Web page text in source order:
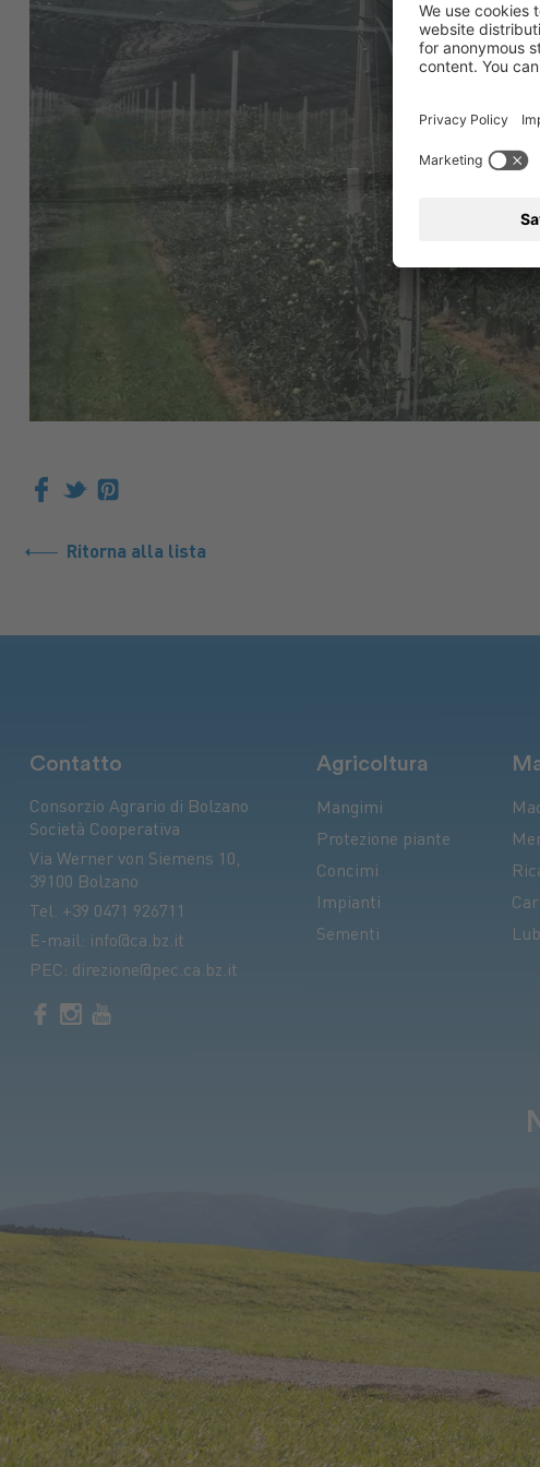
Ritorna alla lista
Contatto
Consorzio Agrario di Bolzano
Società Cooperativa
Via Werner von Siemens 10,
39100 Bolzano
Tel. +39 0471 926711
E-mail: info@ca.bz.it
PEC: direzione@pec.ca.bz.it
Agricoltura
Mangimi
Protezione piante
Concimi
Impianti
Sementi